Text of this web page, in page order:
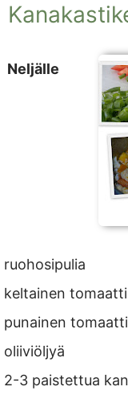
Neljälle
ruohosipulia
keltainen tomaatti
punainen tomaatti
oliiviöljyä
2-3 paistettua